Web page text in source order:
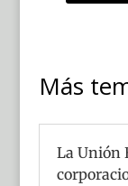
Más
La Unión